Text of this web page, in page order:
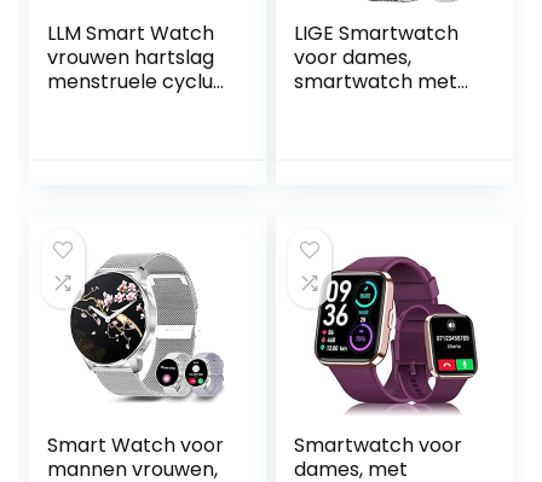
LLM Smart Watch
vrouwen hartslag
menstruele cyclus
LIGE Smartwatch
voor dames,
smartwatch met
hartslagfrequentie
, slaapmonitor,
IP67 waterdicht,
stappenteller,
horloge voor
dames, voor
Android iOS, zilver
Smart Watch voor
mannen vrouwen,
Smartwatch voor
dames, met